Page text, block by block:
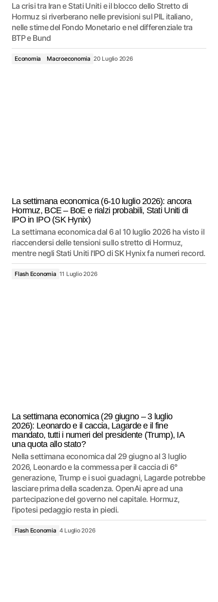
La crisi tra Iran e Stati Uniti e il blocco dello Stretto di
Hormuz si riverberano nelle previsioni sul PIL italiano,
nelle stime del Fondo Monetario e nel differenziale tra
BTP e Bund
Economia Macroeconomia 20 Luglio 2026
La settimana economica (6-10 luglio 2026): ancora
Hormuz, BCE – BoE e rialzi probabili, Stati Uniti di
IPO in IPO (SK Hynix)
La settimana economica dal 6 al 10 luglio 2026 ha visto il
riaccendersi delle tensioni sullo stretto di Hormuz,
mentre negli Stati Uniti l'IPO di SK Hynix fa numeri record.
Flash Economia 11 Luglio 2026
La settimana economica (29 giugno – 3 luglio
2026): Leonardo e il caccia, Lagarde e il fine
mandato, tutti i numeri del presidente (Trump), IA
una quota allo stato?
Nella settimana economica dal 29 giugno al 3 luglio
2026, Leonardo e la commessa per il caccia di 6°
generazione, Trump e i suoi guadagni, Lagarde potrebbe
lasciare prima della scadenza. OpenAi apre ad una
partecipazione del governo nel capitale. Hormuz,
l'ipotesi pedaggio resta in piedi.
Flash Economia 4 Luglio 2026